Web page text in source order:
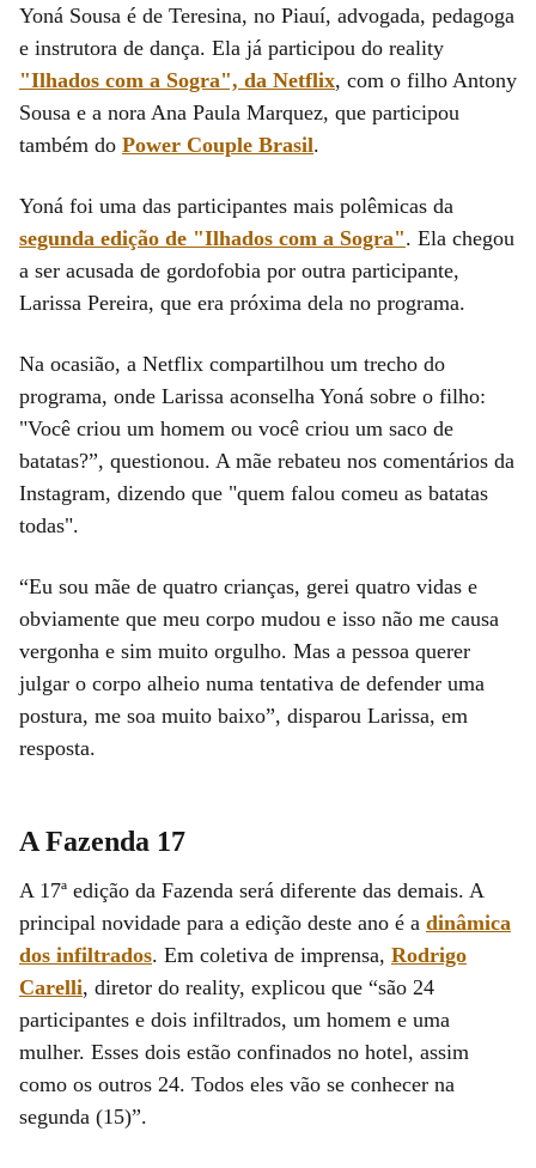
Yoná Sousa é de Teresina, no Piauí, advogada, pedagoga
e instrutora de dança. Ela já participou do reality
"Ilhados com a Sogra", da Netflix, com o filho Antony
Sousa e a nora Ana Paula Marquez, que participou
também do Power Couple Brasil.
Yoná foi uma das participantes mais polêmicas da
segunda edição de "Ilhados com a Sogra". Ela chegou
a ser acusada de gordofobia por outra participante,
Larissa Pereira, que era próxima dela no programa.
Na ocasião, a Netflix compartilhou um trecho do
programa, onde Larissa aconselha Yoná sobre o filho:
"Você criou um homem ou você criou um saco de
batatas?”, questionou. A mãe rebateu nos comentários da
Instagram, dizendo que "quem falou comeu as batatas
todas".
“Eu sou mãe de quatro crianças, gerei quatro vidas e
obviamente que meu corpo mudou e isso não me causa
vergonha e sim muito orgulho. Mas a pessoa querer
julgar o corpo alheio numa tentativa de defender uma
postura, me soa muito baixo”, disparou Larissa, em
resposta.
A Fazenda 17
A 17ª edição da Fazenda será diferente das demais. A
principal novidade para a edição deste ano é a dinâmica
dos infiltrados. Em coletiva de imprensa, Rodrigo
Carelli, diretor do reality, explicou que “são 24
participantes e dois infiltrados, um homem e uma
mulher. Esses dois estão confinados no hotel, assim
como os outros 24. Todos eles vão se conhecer na
segunda (15)”.